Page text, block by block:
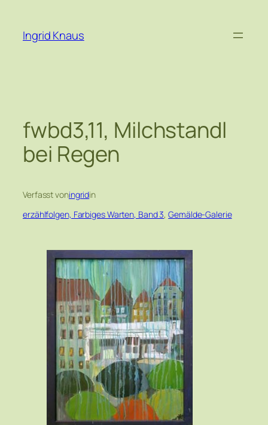
springen
Ingrid Knaus
fwbd3,11, Milchstandl
bei Regen
Verfasst voningridin
erzählfolgen, Farbiges Warten, Band 3, Gemälde-Galerie